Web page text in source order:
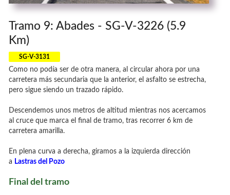
Tramo 9: Abades - SG-V-3226 (5.9
Km)
SG-V-3131
Como no podía ser de otra manera, al circular ahora por una
carretera más secundaria que la anterior, el asfalto se estrecha,
pero sigue siendo un trazado rápido.
Descendemos unos metros de altitud mientras nos acercamos
al cruce que marca el final de tramo, tras recorrer 6 km de
carretera amarilla.
En plena curva a derecha, giramos a la izquierda dirección
a Lastras del Pozo
Final del tramo